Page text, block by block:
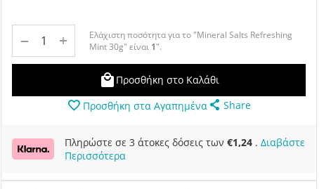
+
−
Ελάχιστη ποσότητα για το "Mineral Salts Refreshing
Mint 30g" είναι 1".
Προσθήκη στο Καλάθι
Προσθήκη στα Αγαπημένα
Share
Πληρώστε σε 3 άτοκες δόσεις των €1,24 . Διαβάστε
Περισσότερα